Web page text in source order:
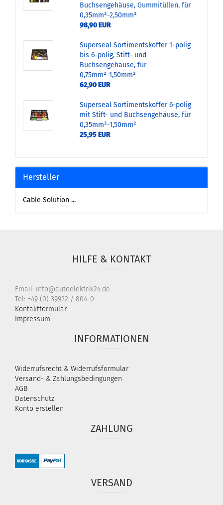
Buchsengehäuse, Gummitüllen, für
0,35mm²-2,50mm²
98,90 EUR
Superseal Sortimentskoffer 1-polig
bis 6-polig, Stift- und
Buchsengehäuse, für
0,75mm²-1,50mm²
62,90 EUR
Superseal Sortimentskoffer 6-polig
mit Stift- und Buchsengehäuse, für
0,35mm²-1,50mm²
25,95 EUR
Hersteller
Cable Solution ...
HILFE & KONTAKT
Email: info@autoelektrik24.de
Tel: +49 (0) 39922 / 804-0
Kontaktformular
Impressum
INFORMATIONEN
Widerrufsrecht & Widerrufsformular
Versand- & Zahlungsbedingungen
AGB
Datenschutz
Konto erstellen
ZAHLUNG
VERSAND